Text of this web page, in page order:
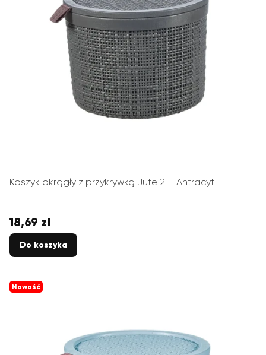
Koszyk okrągły z przykrywką Jute 2L | Antracyt
Cena
18,69 zł
Do koszyka
Nowość